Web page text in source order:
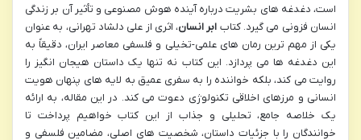
است، دغدغه های بشریت درباره آینده هوش مصنوعی و تأثیر آن بر زندگی
انسان فزونی می گیرد. کتاب ابر انسان، اثری از علی دلشاد تهرانی، به عنوان
یکی از مهم ترین رمان های علمی-تخیلی و فلسفی معاصر ایران، دقیقاً به
این دغدغه ها می پردازد. این کتاب نه تنها یک داستان هیجان انگیز را
روایت می کند، بلکه خواننده را به سفری عمیق به لایه های پنهان هویت
انسانی و مرزهای اخلاقی تکنولوژی دعوت می کند. در این مقاله، به ارائه
یک خلاصه جامع، تحلیلی و جذاب از این کتاب خواهیم پرداخت تا
خوانندگان را با جزئیات داستان، شخصیت های اصلی، مضامین فلسفی و